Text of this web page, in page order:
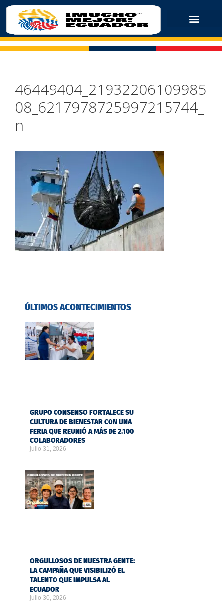
46449404_21932206109985
08_6217978725997215744_
n
ÚLTIMOS ACONTECIMIENTOS
GRUPO CONSENSO FORTALECE SU
CULTURA DE BIENESTAR CON UNA
FERIA QUE REUNIÓ A MÁS DE 2.100
COLABORADORES
julio 31, 2026
ORGULLOSOS DE NUESTRA GENTE:
LA CAMPAÑA QUE VISIBILIZÓ EL
TALENTO QUE IMPULSA AL
ECUADOR
julio 30, 2026